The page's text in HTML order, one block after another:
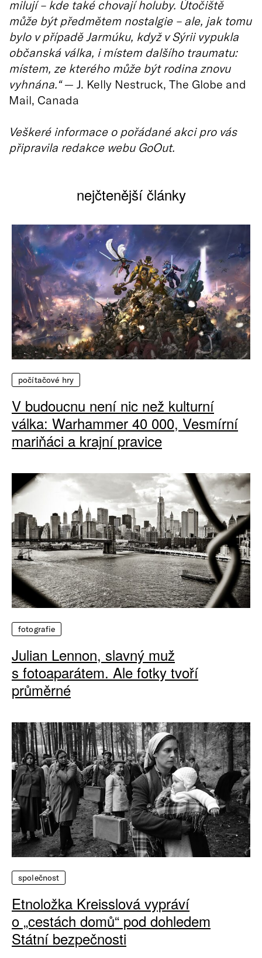
milují – kde také chovají holuby. Útočiště
může být předmětem nostalgie – ale, jak tomu
bylo v případě Jarmúku, když v Sýrii vypukla
občanská válka, i místem dalšího traumatu:
místem, ze kterého může být rodina znovu
vyhnána.“— J. Kelly Nestruck, The Globe and
Mail, Canada
Veškeré informace o pořádané akci pro vás
připravila redakce webu GoOut.
nejčtenější články
počítačové hry
V budoucnu není nic než kulturní
válka: Warhammer 40 000, Vesmírní
mariňáci a krajní pravice
fotografie
Julian Lennon, slavný muž
s fotoaparátem. Ale fotky tvoří
průměrné
společnost
Etnoložka Kreisslová vypráví
o „cestách domů“ pod dohledem
Státní bezpečnosti